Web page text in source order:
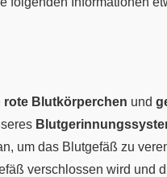
rote Blutkörperchen und
um das Blutgefäß zu
verschlossen wird und